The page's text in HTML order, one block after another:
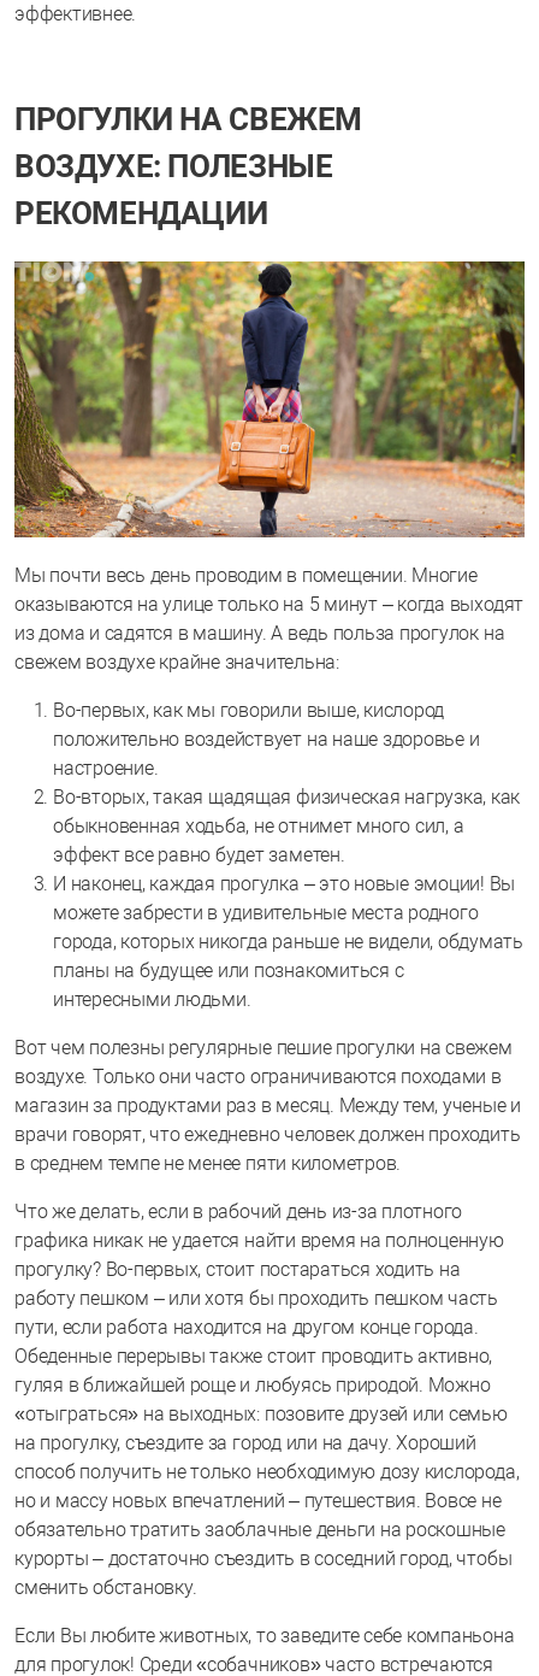
эффективнее.
ПРОГУЛКИ НА СВЕЖЕМ
ВОЗДУХЕ: ПОЛЕЗНЫЕ
РЕКОМЕНДАЦИИ
Мы почти весь день проводим в помещении. Многие
оказываются на улице только на 5 минут – когда выходят
из дома и садятся в машину. А ведь польза прогулок на
свежем воздухе крайне значительна:
Во-первых, как мы говорили выше, кислород
положительно воздействует на наше здоровье и
настроение.
Во-вторых, такая щадящая физическая нагрузка, как
обыкновенная ходьба, не отнимет много сил, а
эффект все равно будет заметен.
И наконец, каждая прогулка – это новые эмоции! Вы
можете забрести в удивительные места родного
города, которых никогда раньше не видели, обдумать
планы на будущее или познакомиться с
интересными людьми.
Вот чем полезны регулярные пешие прогулки на свежем
воздухе. Только они часто ограничиваются походами в
магазин за продуктами раз в месяц. Между тем, ученые и
врачи говорят, что ежедневно человек должен проходить
в среднем темпе не менее пяти километров.
Что же делать, если в рабочий день из-за плотного
графика никак не удается найти время на полноценную
прогулку? Во-первых, стоит постараться ходить на
работу пешком – или хотя бы проходить пешком часть
пути, если работа находится на другом конце города.
Обеденные перерывы также стоит проводить активно,
гуляя в ближайшей роще и любуясь природой. Можно
«отыграться» на выходных: позовите друзей или семью
на прогулку, съездите за город или на дачу. Хороший
способ получить не только необходимую дозу кислорода,
но и массу новых впечатлений – путешествия. Вовсе не
обязательно тратить заоблачные деньги на роскошные
курорты – достаточно съездить в соседний город, чтобы
сменить обстановку.
Если Вы любите животных, то заведите себе компаньона
для прогулок! Среди «собачников» часто встречаются